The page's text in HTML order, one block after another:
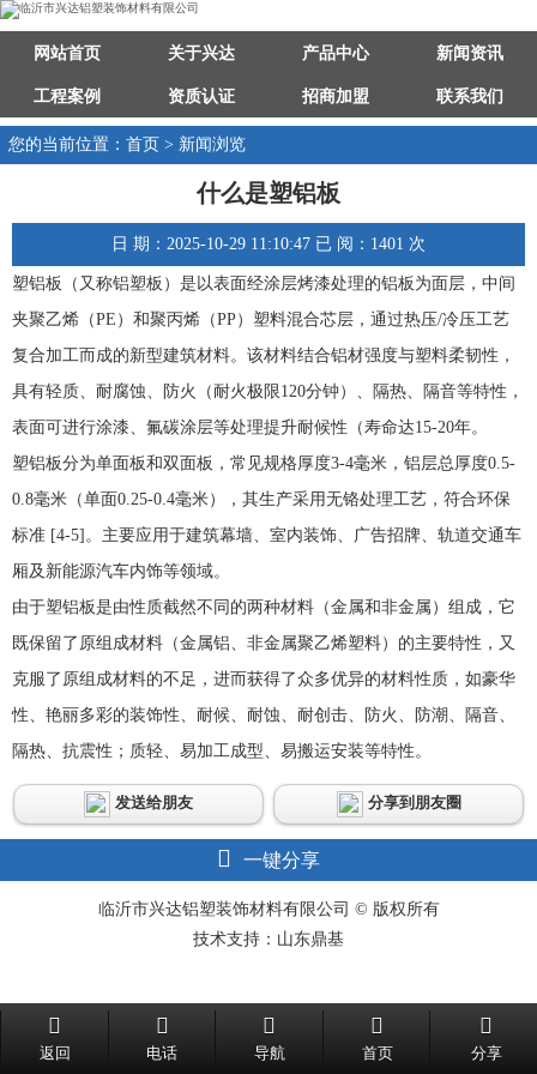
网站首页 关于兴达 产品中心 新闻资讯
工程案例 资质认证 招商加盟 联系我们
您的当前位置：首页 > 新闻浏览
什么是塑铝板
日 期：2025-10-29 11:10:47 已 阅：1401 次
塑铝板（又称铝塑板）是以表面经涂层烤漆处理的铝板为面层，中间
夹聚乙烯（PE）和聚丙烯（PP）塑料混合芯层，通过热压/冷压工艺
复合加工而成的新型建筑材料。该材料结合铝材强度与塑料柔韧性，
具有轻质、耐腐蚀、防火（耐火极限120分钟）、隔热、隔音等特性，
表面可进行涂漆、氟碳涂层等处理提升耐候性（寿命达15-20年。
塑铝板分为单面板和双面板，常见规格厚度3-4毫米，铝层总厚度0.5-
0.8毫米（单面0.25-0.4毫米），其生产采用无铬处理工艺，符合环保
标准 [4-5]。主要应用于建筑幕墙、室内装饰、广告招牌、轨道交通车
厢及新能源汽车内饰等领域。
由于塑铝板是由性质截然不同的两种材料（金属和非金属）组成，它
既保留了原组成材料（金属铝、非金属聚乙烯塑料）的主要特性，又
克服了原组成材料的不足，进而获得了众多优异的材料性质，如豪华
性、艳丽多彩的装饰性、耐候、耐蚀、耐创击、防火、防潮、隔音、
隔热、抗震性；质轻、易加工成型、易搬运安装等特性。
发送给朋友 分享到朋友圈
一键分享
临沂市兴达铝塑装饰材料有限公司 © 版权所有
技术支持：山东鼎基
返回 电话 导航 首页 分享